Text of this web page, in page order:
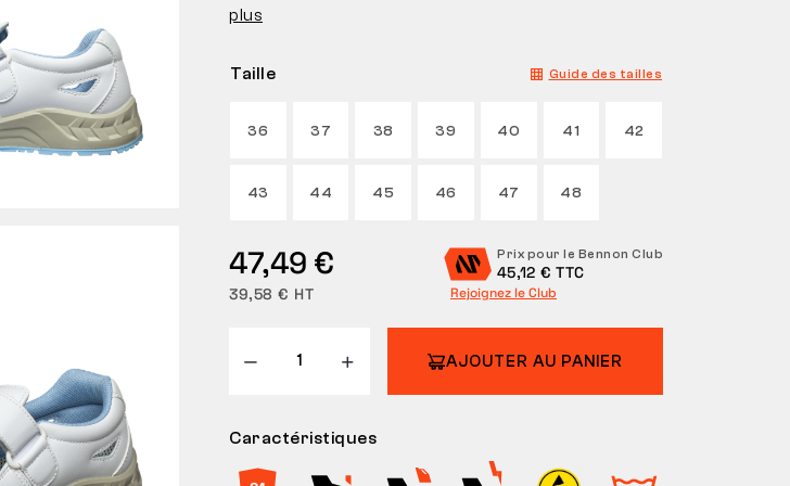
Taille Guide des tailles
36 37 38 39 40 41 42
43 44 45 46 47 48
47,49 €
39,58 € HT
Prix pour le Bennon Club
45,12 € TTC
Rejoignez le Club
AJOUTER AU PANIER
Caractéristiques
plus